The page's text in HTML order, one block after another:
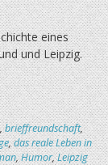
eines
und Leipzig.
,brieffreundschaft,
,das reale Leben in
,Humor,Leipzig